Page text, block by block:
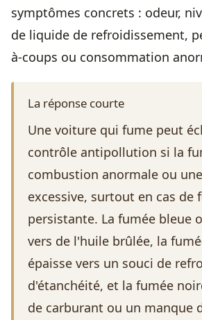
symptômes concrets : odeur,
de liquide de refroidissement,
à-coups ou consommation
La réponse courte
Une voiture qui fume peut
contrôle antipollution si la
combustion anormale ou
excessive, surtout en cas de
persistante. La fumée bleue
vers de l'huile brûlée, la
épaisse vers un souci de
d'étanchéité, et la fumée
de carburant ou un manque